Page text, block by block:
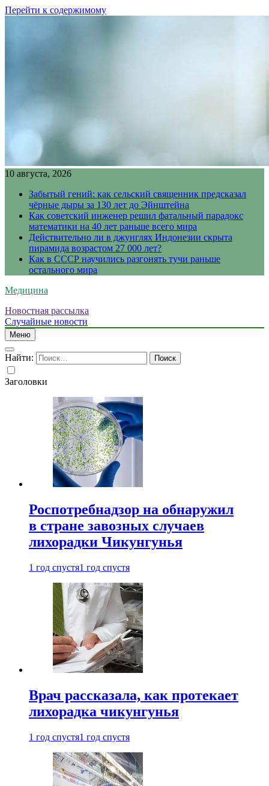
Перейти к содержимому
10 августа, 2026
Забытый гений: как сельский священник предсказал
чёрные дыры за 130 лет до Эйнштейна
Как советский инженер решил фатальный парадокс
математики на 40 лет раньше всего мира
Действительно ли в джунглях Индонезии скрыта
пирамида возрастом 27 000 лет?
Как в СССР научились разгонять тучи раньше
остального мира
Медицина
Новостная рассылка
Случайные новости
Меню
Найти:
Заголовки
Роспотребнадзор на обнаружил
в стране завозных случаев
лихорадки Чикунгунья
1 год спустя1 год спустя
Врач рассказала, как протекает
лихорадка чикунгунья
1 год спустя1 год спустя